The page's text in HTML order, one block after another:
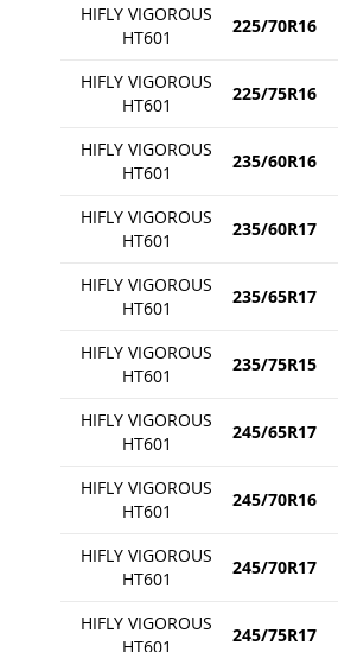
HIFLY VIGOROUS
HT601
225/70R16
HIFLY VIGOROUS
HT601
225/75R16
HIFLY VIGOROUS
HT601
235/60R16
HIFLY VIGOROUS
HT601
235/60R17
HIFLY VIGOROUS
HT601
235/65R17
HIFLY VIGOROUS
HT601
235/75R15
HIFLY VIGOROUS
HT601
245/65R17
HIFLY VIGOROUS
HT601
245/70R16
HIFLY VIGOROUS
HT601
245/70R17
HIFLY VIGOROUS
HT601
245/75R17